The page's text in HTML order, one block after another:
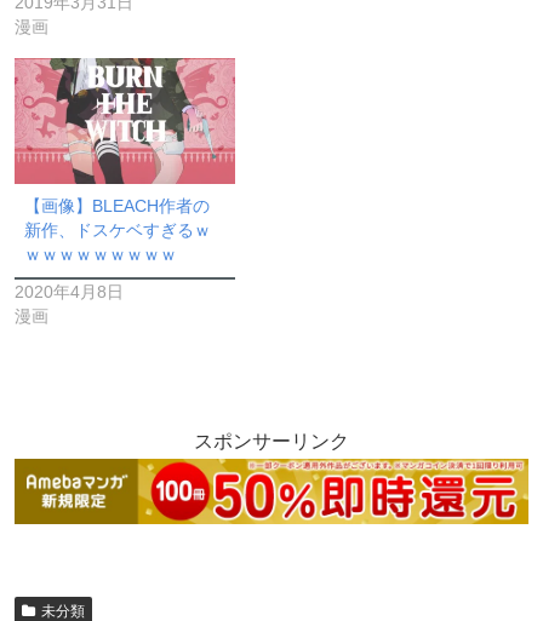
漫画
【画像】BLEACH作者の
新作、ドスケベすぎるｗ
ｗｗｗｗｗｗｗｗｗ
2020年4月8日
漫画
スポンサーリンク
未分類